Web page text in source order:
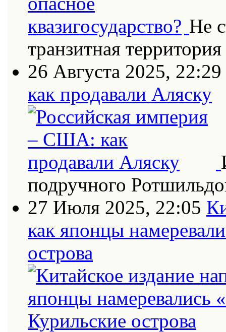
Не
транзитная территория
26 Августа 2025, 22:29
как продавали Аляску
подручного
27 Июля 2025, 22:05
как японцы
острова